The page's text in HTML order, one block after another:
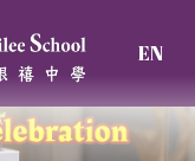
EN